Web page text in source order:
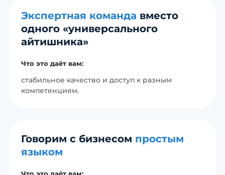
Экспертная команда вместо
одного «универсального
айтишника»
Что это даёт вам:
стабильное качество и доступ к разным
компетенциям.
Говорим с бизнесом простым
языком
Что это даёт вам: